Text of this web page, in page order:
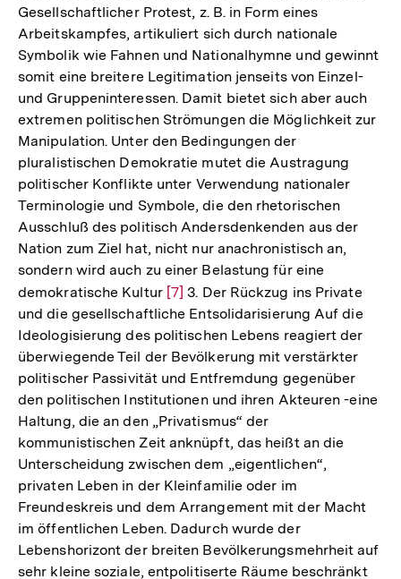
Gesellschaftlicher Protest, z. B. in Form eines
Arbeitskampfes, artikuliert sich durch nationale
Symbolik wie Fahnen und Nationalhymne und gewinnt
somit eine breitere Legitimation jenseits von Einzel-
und Gruppeninteressen. Damit bietet sich aber auch
extremen politischen Strömungen die Möglichkeit zur
Manipulation. Unter den Bedingungen der
pluralistischen Demokratie mutet die Austragung
politischer Konflikte unter Verwendung nationaler
Terminologie und Symbole, die den rhetorischen
Ausschluß des politisch Andersdenkenden aus der
Nation zum Ziel hat, nicht nur anachronistisch an,
sondern wird auch zu einer Belastung für eine
demokratische Kultur Zur
Auflösung
der
Fußnote
[7] 3. Der Rückzug ins Private
und die gesellschaftliche Entsolidarisierung Auf die
Ideologisierung des politischen Lebens reagiert der
überwiegende Teil der Bevölkerung mit verstärkter
politischer Passivität und Entfremdung gegenüber
den politischen Institutionen und ihren Akteuren -eine
Haltung, die an den „Privatismus“ der
kommunistischen Zeit anknüpft, das heißt an die
Unterscheidung zwischen dem „eigentlichen“,
privaten Leben in der Kleinfamilie oder im
Freundeskreis und dem Arrangement mit der Macht
im öffentlichen Leben. Dadurch wurde der
Lebenshorizont der breiten Bevölkerungsmehrheit auf
sehr kleine soziale, entpolitiserte Räume beschränkt